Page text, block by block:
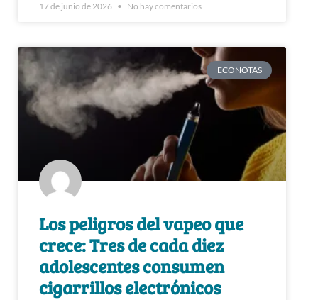
17 de junio de 2026 No hay comentarios
ECONOTAS
Los peligros del vapeo que
crece: Tres de cada diez
adolescentes consumen
cigarrillos electrónicos